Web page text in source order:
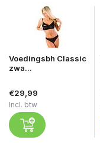
Voedingsbh Classic
zwa...
€29,99
Incl. btw